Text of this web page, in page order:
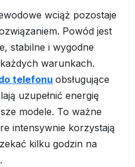
wciąż pozostaje
Powód jest
stabilne i wygodne
warunkach.
telefonu obsługujące
uzupełnić energię
modele. To ważne
intensywnie korzystają
kilku godzin na